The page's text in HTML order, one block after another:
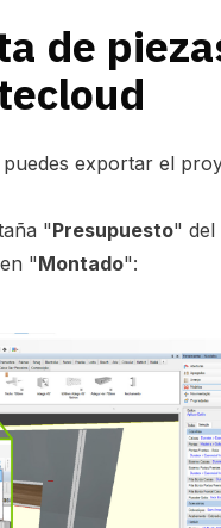
de
exportar el
"Presupuesto" del
"Montado":